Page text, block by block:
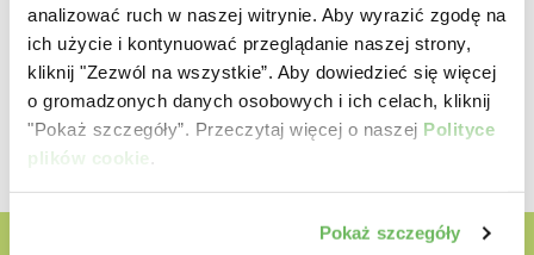
analizować ruch w naszej witrynie. Aby wyrazić zgodę na
ich użycie i kontynuować przeglądanie naszej strony,
kliknij "Zezwól na wszystkie”. Aby dowiedzieć się więcej
o gromadzonych danych osobowych i ich celach, kliknij
"Pokaż szczegóły”. Przeczytaj więcej o naszej Polityce
plików cookie .
Pokaż szczegóły
40-50 457-541
50-60 541-620